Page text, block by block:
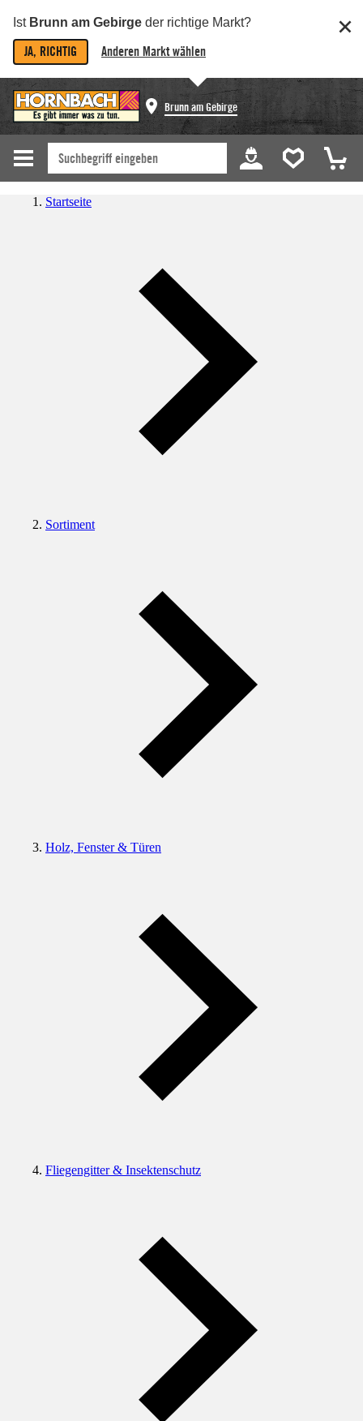
Ist Brunn am Gebirge der richtige Markt?
JA, RICHTIG Anderen Markt wählen
Brunn am Gebirge
Startseite
Sortiment
Holz, Fenster & Türen
Fliegengitter & Insektenschutz